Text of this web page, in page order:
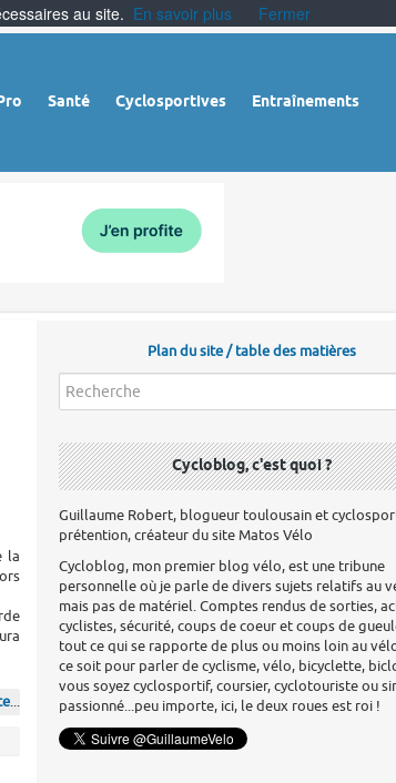
Santé Cyclosportives Entraînements
la
...
Plan du site / table des matières
Cycloblog, c'est quoi ?
Guillaume Robert, blogueur toulousain et
prétention, créateur du site Matos Vélo
Cycloblog, mon premier blog vélo, est une tribune
personnelle où je parle de divers sujets relatifs au
mais pas de matériel. Comptes rendus de sorties,
cyclistes, sécurité, coups de coeur et coups de
tout ce qui se rapporte de plus ou moins loin au
ce soit pour parler de cyclisme, vélo, bicyclette,
vous soyez cyclosportif, coursier, cyclotouriste ou
passionné...peu importe, ici, le deux roues est roi !
au site. En savoir plus Fermer